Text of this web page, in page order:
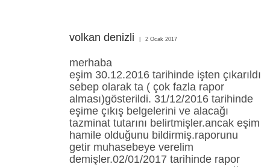
volkan denizli 2 Ocak 2017
merhaba
eşim 30.12.2016 tarihinde işten çıkarıldı
sebep olarak ta ( çok fazla rapor
alması)gösterildi. 31/12/2016 tarihinde
eşime çıkış belgelerini ve alacağı
tazminat tutarını belirtmişler.ancak eşim
hamile olduğunu bildirmiş.raporunu
getir muhasebeye verelim
demişler.02/01/2017 tarihinde rapor